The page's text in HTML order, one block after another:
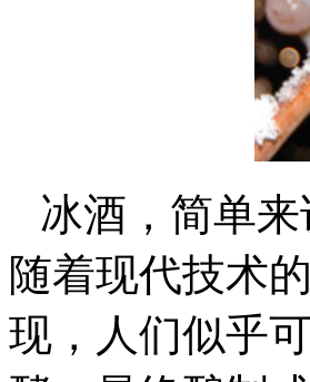
冰酒，简单
随着现代技术
现，人们似乎